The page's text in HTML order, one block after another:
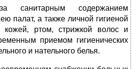
санитарным содержанием
палат, а также личной гигиеной
кожей, ртом, стрижкой волос и
приемом гигиенических
и нательного белья.